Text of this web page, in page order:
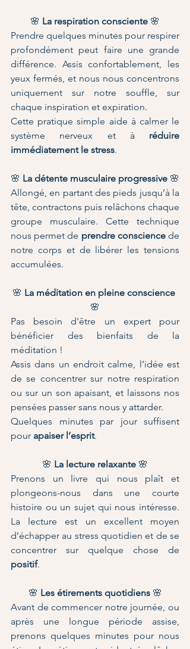
🌸 La respiration consciente 🌸
Prendre quelques minutes pour respirer
profondément peut faire une grande
différence. Assis confortablement, les
yeux fermés, et nous nous concentrons
uniquement sur notre souffle, sur
chaque inspiration et expiration.
Cette pratique simple aide à calmer le
système nerveux et à réduire
immédiatement le stress.
🌸 La détente musculaire progressive 🌸
Allongé, en partant des pieds jusqu’à la
tête, contractons puis relâchons chaque
groupe musculaire. Cette technique
nous permet de prendre conscience de
notre corps et de libérer les tensions
accumulées.
🌸 La méditation en pleine conscience
🌸
Pas besoin d'être un expert pour
bénéficier des bienfaits de la
méditation !
Assis dans un endroit calme, l’idée est
de se concentrer sur notre respiration
ou sur un son apaisant, et laissons nos
pensées passer sans nous y attarder.
Quelques minutes par jour suffisent
pour apaiser l’esprit.
🌸 La lecture relaxante 🌸
Prenons un livre qui nous plaît et
plongeons-nous dans une courte
histoire ou un sujet qui nous intéresse.
La lecture est un excellent moyen
d’échapper au stress quotidien et de se
positif.
🌸 Les étirements quotidiens 🌸
Avant de commencer notre journée, ou
après une longue période assise,
prenons quelques minutes pour nous